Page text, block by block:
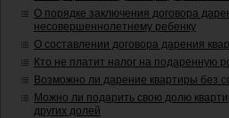
О порядке заключения договора
несовершеннолетнему ребенку
О составлении договора дарения
Кто не платит налог на подаренную
Возможно ли дарение квартиры без
Можно ли подарить свою долю
других долей